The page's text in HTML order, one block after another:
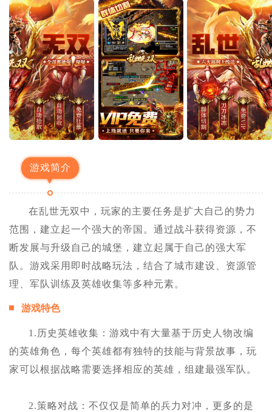
游戏简介
在乱世无双中，玩家的主要任务是扩大自己的势力
范围，建立起一个强大的帝国。通过战斗获得资源，不
断发展与升级自己的城堡，建立起属于自己的强大军
队。游戏采用即时战略玩法，结合了城市建设、资源管
理、军队训练及英雄收集等多种元素。
游戏特色
1.历史英雄收集：游戏中有大量基于历史人物改编
的英雄角色，每个英雄都有独特的技能与背景故事，玩
家可以根据战略需要选择相应的英雄，组建最强军队。
2.策略对战：不仅仅是简单的兵力对冲，更多的是